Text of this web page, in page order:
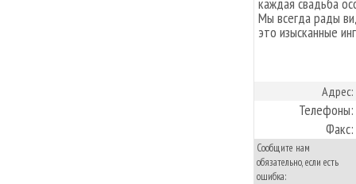
Мы всегда рады
это изысканные
Адрес:
Телефоны:
Факс:
Сообщите нам
обязательно, если есть
ошибка: